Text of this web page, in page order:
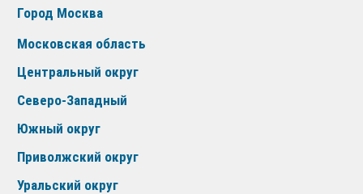
Город Москва
Московская область
Центральный округ
Северо-Западный
Южный округ
Приволжский округ
Уральский округ